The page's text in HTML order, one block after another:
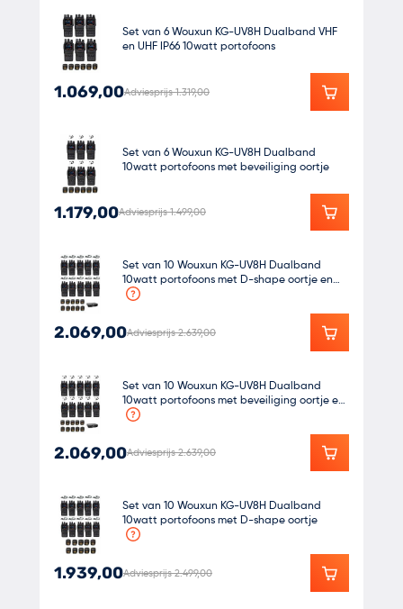
Set van 6 Wouxun KG-UV8H Dualband VHF
en UHF IP66 10watt portofoons
1.069,00Adviesprijs 1.319,00
Set van 6 Wouxun KG-UV8H Dualband
10watt portofoons met beveiliging oortje
1.179,00Adviesprijs 1.499,00
Set van 10 Wouxun KG-UV8H Dualband
10watt portofoons met D-shape oortje en
koffer
2.069,00Adviesprijs 2.639,00
Set van 10 Wouxun KG-UV8H Dualband
10watt portofoons met beveiliging oortje en
koffer
2.069,00Adviesprijs 2.639,00
Set van 10 Wouxun KG-UV8H Dualband
10watt portofoons met D-shape oortje
1.939,00Adviesprijs 2.499,00